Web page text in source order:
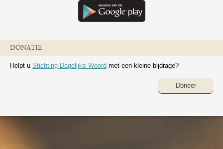
DONATIE
Helpt u Stichting Dagelijks Woord met een kleine bijdrage?
Doneer